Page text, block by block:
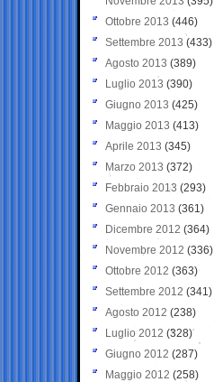
Ottobre 2013 (446)
Settembre 2013 (433)
Agosto 2013 (389)
Luglio 2013 (390)
Giugno 2013 (425)
Maggio 2013 (413)
Aprile 2013 (345)
Marzo 2013 (372)
Febbraio 2013 (293)
Gennaio 2013 (361)
Dicembre 2012 (364)
Novembre 2012 (336)
Ottobre 2012 (363)
Settembre 2012 (341)
Agosto 2012 (238)
Luglio 2012 (328)
Giugno 2012 (287)
Maggio 2012 (258)